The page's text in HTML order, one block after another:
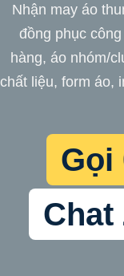
Nhận may áo
đồng phục
hàng, áo nhóm/
chất liệu, form áo,
Gọi
Chat